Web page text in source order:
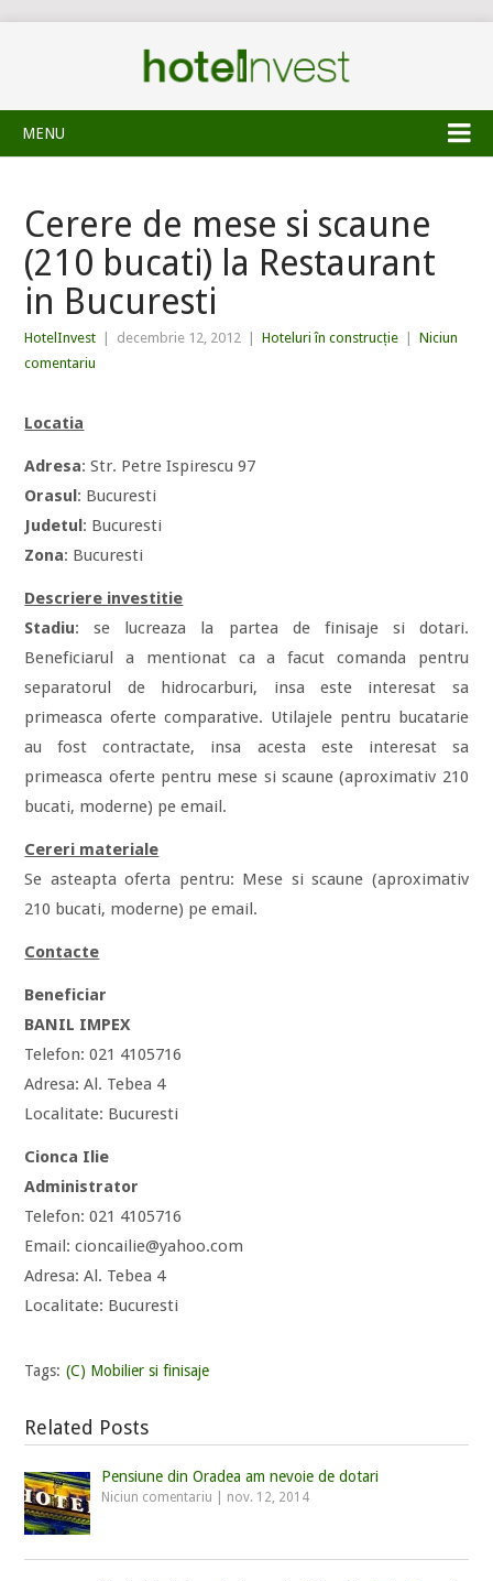
MENU
Cerere de mese si scaune
(210 bucati) la Restaurant
in Bucuresti
HotelInvest decembrie 12, 2012 Hoteluri în construcție
Niciun
comentariu
Locatia
Adresa: Str. Petre Ispirescu 97
Orasul: Bucuresti
Judetul: Bucuresti
Zona: Bucuresti
Descriere investitie
Stadiu: se lucreaza la partea de finisaje si dotari.
Beneficiarul a mentionat ca a facut comanda pentru
separatorul de hidrocarburi, insa este interesat sa
primeasca oferte comparative. Utilajele pentru bucatarie
au fost contractate, insa acesta este interesat sa
primeasca oferte pentru mese si scaune (aproximativ 210
bucati, moderne) pe email.
Cereri materiale
Se asteapta oferta pentru: Mese si scaune (aproximativ
210 bucati, moderne) pe email.
Contacte
Beneficiar
BANIL IMPEX
Telefon: 021 4105716
Adresa: Al. Tebea 4
Localitate: Bucuresti
Cionca Ilie
Administrator
Telefon: 021 4105716
Email: cioncailie@yahoo.com
Adresa: Al. Tebea 4
Localitate: Bucuresti
Tags: (C) Mobilier si finisaje
Related Posts
Pensiune din Oradea am nevoie de dotari
Niciun comentariu nov. 12, 2014